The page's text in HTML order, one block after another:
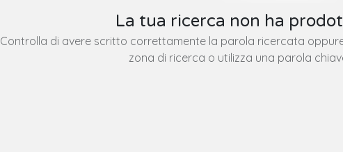
La tua ricerca non ha
Controlla di avere scritto correttamente la parola ricercata
zona di ricerca o utilizza una parola